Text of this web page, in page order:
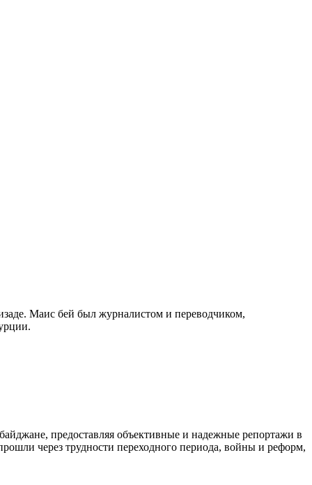
Маис бей был журналистом и переводчиком,
предоставляя объективные и надежные репортажи в
через трудности переходного периода, войны и реформ,